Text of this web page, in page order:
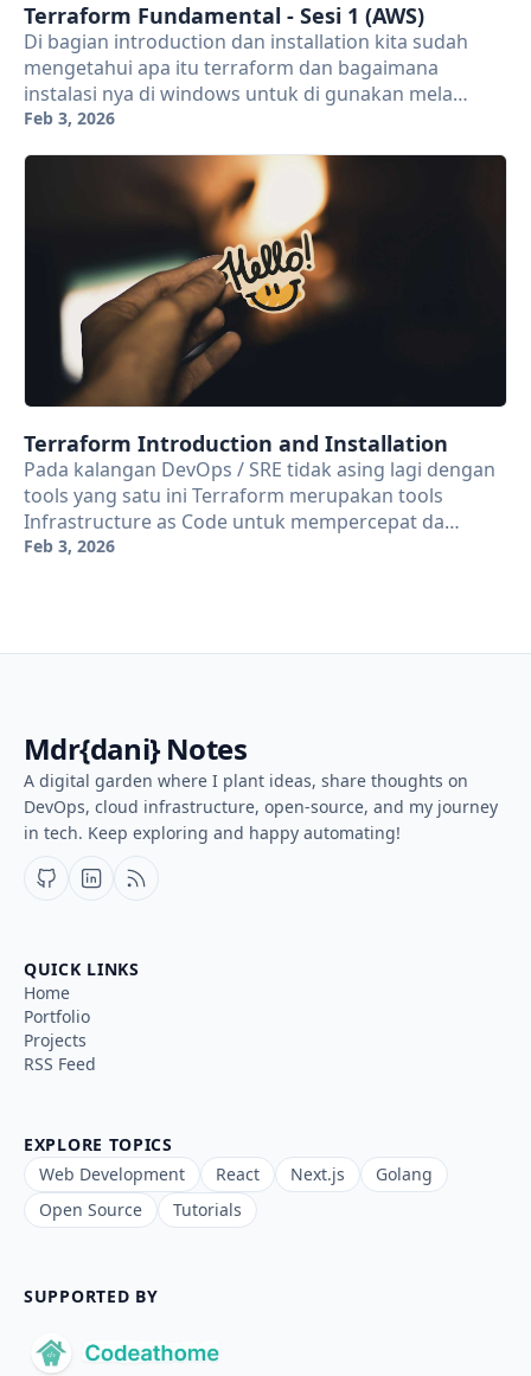
Terraform Fundamental - Sesi 1 (AWS)
Di bagian introduction dan installation kita sudah
mengetahui apa itu terraform dan bagaimana
instalasi nya di windows untuk di gunakan mela…
Feb 3, 2026
Terraform Introduction and Installation
Pada kalangan DevOps / SRE tidak asing lagi dengan
tools yang satu ini Terraform merupakan tools
Infrastructure as Code untuk mempercepat da…
Feb 3, 2026
Mdr{dani} Notes
A digital garden where I plant ideas, share thoughts on
DevOps, cloud infrastructure, open-source, and my journey
in tech. Keep exploring and happy automating!
QUICK LINKS
Home
Portfolio
Projects
RSS Feed
EXPLORE TOPICS
Web Development
React Next.js
Golang
Open Source
Tutorials
SUPPORTED BY